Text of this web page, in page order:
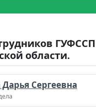
области.
Сергеевна